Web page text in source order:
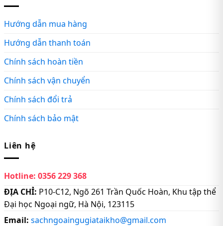
Hướng dẫn mua hàng
Hướng dẫn thanh toán
Chính sách hoàn tiền
Chính sách vận chuyển
Chính sách đổi trả
Chính sách bảo mật
Liên hệ
Hotline: 0356 229 368
ĐỊA CHỈ: P10-C12, Ngõ 261 Trần Quốc Hoàn, Khu tập thể
Đại học Ngoại ngữ, Hà Nội, 123115
Email: sachngoaingugiataikho@gmail.com